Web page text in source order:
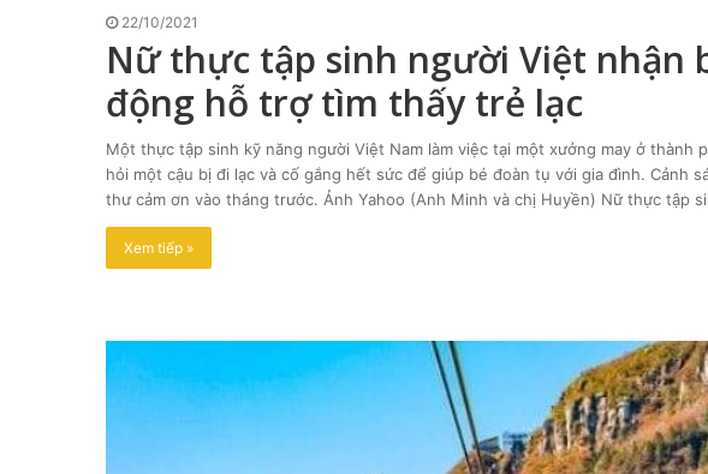
22/10/2021
Nữ thực tập sinh người Việt nhận
động hỗ trợ tìm thấy trẻ lạc
Một thực tập sinh kỹ năng người Việt Nam làm việc tại một xưởng may ở thành
hỏi một cậu bị đi lạc và cố gắng hết sức để giúp bé đoàn tụ với gia đình. Cảnh
thư cảm ơn vào tháng trước. Ảnh Yahoo (Anh Minh và chị Huyền) Nữ thực tập
Xem tiếp »